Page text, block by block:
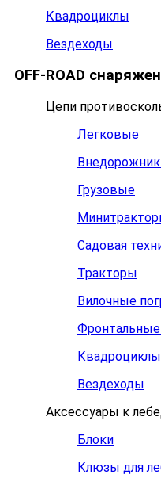
Квадроциклы
Вездеходы
OFF-ROAD
Цепи
Легковые
Грузовые
Садовая
Тракторы
Вилочные
Фронтальные
Квадроциклы
Вездеходы
Аксессуары к
Блоки
Клюзы для